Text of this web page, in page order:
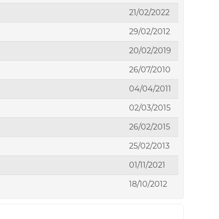
21/02/2022
29/02/2012
20/02/2019
26/07/2010
04/04/2011
02/03/2015
26/02/2015
25/02/2013
01/11/2021
18/10/2012